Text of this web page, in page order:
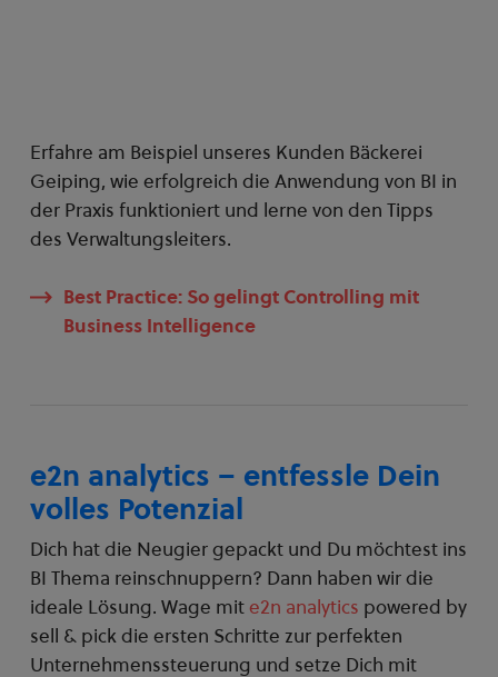
Erfahre am Beispiel unseres Kunden Bäckerei
Geiping, wie erfolgreich die Anwendung von BI in
der Praxis funktioniert und lerne von den Tipps
des Verwaltungsleiters.
Best Practice: So gelingt Controlling mit
Business Intelligence
e2n analytics – entfessle Dein
volles Potenzial
Dich hat die Neugier gepackt und Du möchtest ins
BI Thema reinschnuppern? Dann haben wir die
ideale Lösung. Wage mite2n analytics powered by
sell & pick die ersten Schritte zur perfekten
Unternehmenssteuerung und setze Dich mit